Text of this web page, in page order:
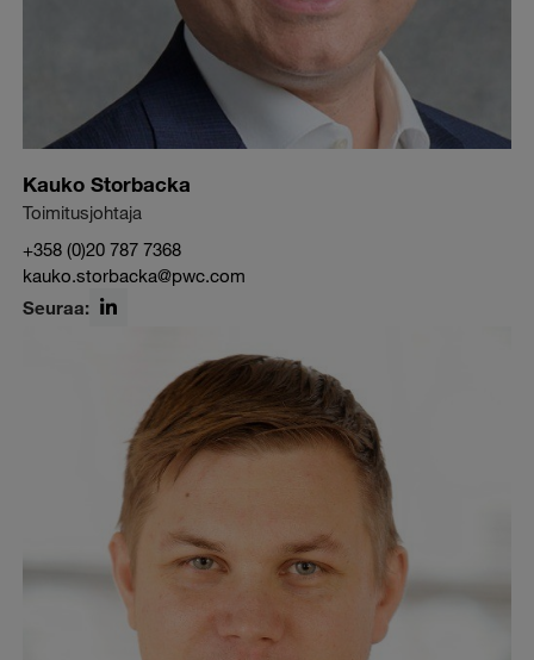
Kauko Storbacka
Toimitusjohtaja
+358 (0)20 787 7368
kauko.storbacka@pwc.com
Seuraa: